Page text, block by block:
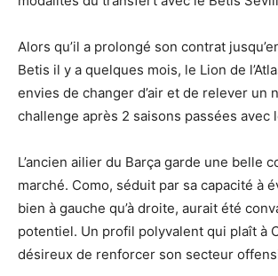
Alors qu’il a prolongé son contrat
Betis il y a quelques mois, le Lion de
envies de changer d’air et de relever un
challenge après 2 saisons passées avec
L’ancien ailier du Barça garde une belle
marché. Como, séduit par sa capacité à
bien à gauche qu’à droite, aurait été
potentiel. Un profil polyvalent qui plaît à
désireux de renforcer son secteur